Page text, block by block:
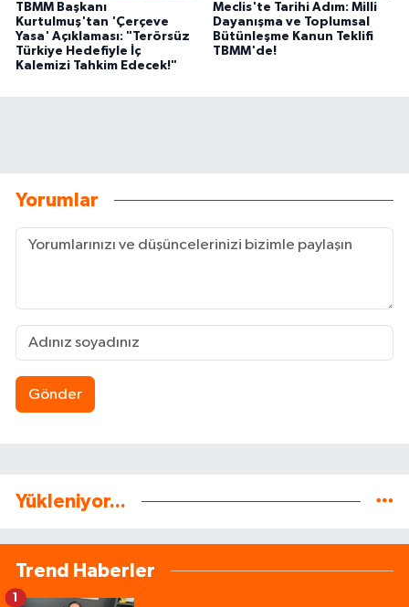
TBMM Başkanı
Kurtulmuş'tan 'Çerçeve
Yasa' Açıklaması: "Terörsüz
Türkiye Hedefiyle İç
Kalemizi Tahkim Edecek!"
Meclis'te Tarihi Adım: Milli
Dayanışma ve Toplumsal
Bütünleşme Kanun Teklifi
TBMM'de!
Yorumlar
Gönder
Yükleniyor...
Trend Haberler
1